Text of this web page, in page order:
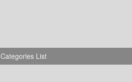
Categories List